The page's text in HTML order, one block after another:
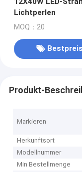
Lichtperlen
MOQ：20
Bestpreis
Produkt-
Markieren
Herkunftsort
Modellnummer
Min Bestellmenge